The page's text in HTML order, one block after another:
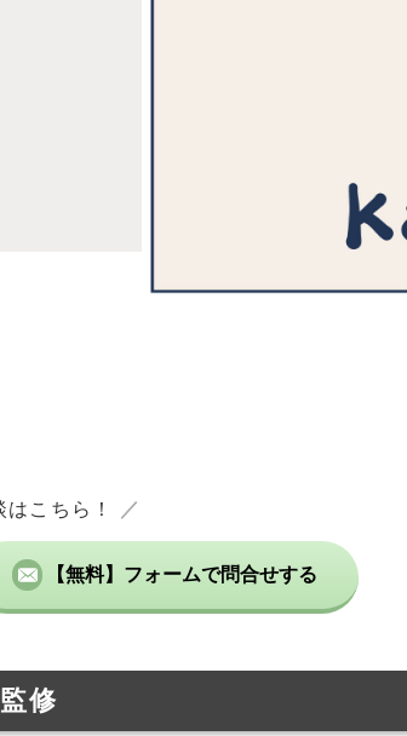
こちら！ ／
【無料】フォームで問合せする
修